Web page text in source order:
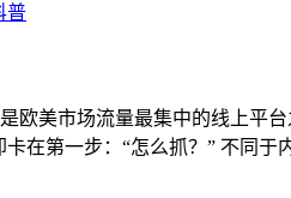
普
欧美市场流量最集中的线上平
卡在第一步：“怎么抓？” 不